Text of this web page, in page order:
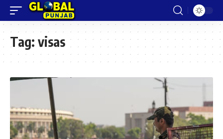
Tag: visas